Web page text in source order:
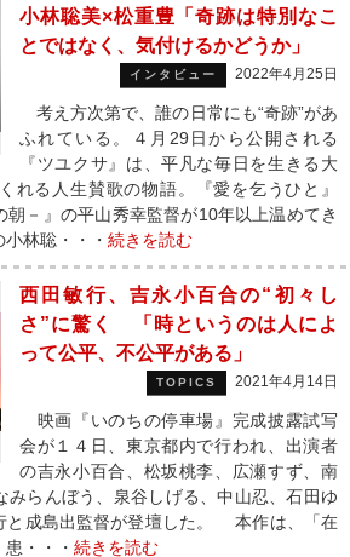
小林聡美×松重豊「奇跡は特別なこ
とではなく、気付けるかどうか」
インタビュー 2022年4月25日
考え方次第で、誰の日常にも“奇跡”があ
ふれている。４月29日から公開される
『ツユクサ』は、平凡な毎日を生きる大
れる人生賛歌の物語。『愛を乞うひと』
朝－』の平山秀幸監督が10年以上温めてき
林聡・・・ 続きを読む
西田敏行、吉永小百合の“初々し
さ”に驚く 「時というのは人によ
って公平、不公平がある」
TOPICS 2021年4月14日
映画『いのちの停車場』完成披露試写
会が１４日、東京都内で行われ、出演者
の吉永小百合、松坂桃李、広瀬すず、南
みらんぼう、泉谷しげる、中山忍、石田ゆ
と成島出監督が登壇した。 本作は、「在
・・・ 続きを読む